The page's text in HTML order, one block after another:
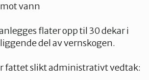
vann
flater opp til 30 dekar i
del av vernskogen.
fattet slikt administrativt vedtak: